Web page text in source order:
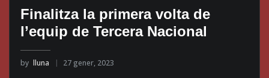
Finalitza la primera volta de
l’equip de Tercera Nacional
by lluna 27 gener, 2023